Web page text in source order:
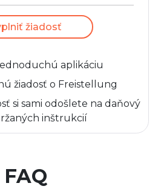
žiadosť
aplikáciu
žiadosť o Freistellung
si sami odošlete na daňový
inštrukcií
FAQ